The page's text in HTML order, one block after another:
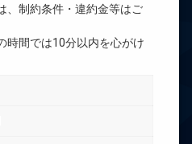
制約条件・違約金等はご
間では10分以内を心がけ